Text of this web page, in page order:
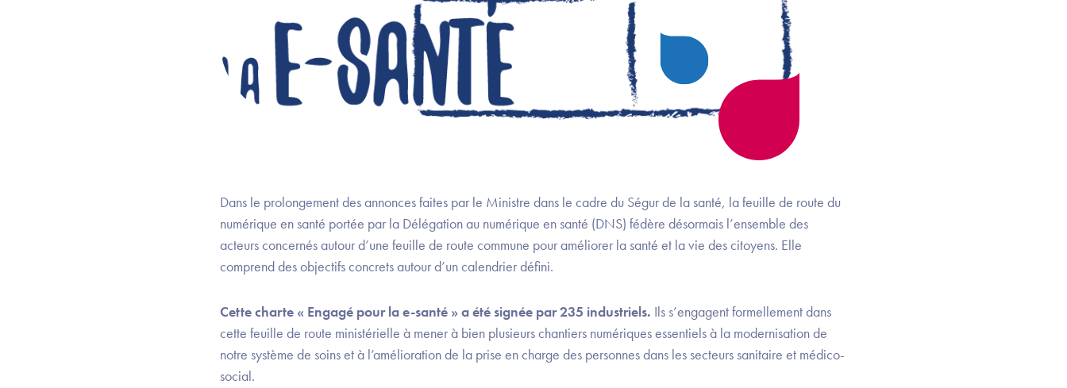
Dans le prolongement des annonces faites par le Ministre dans le cadre du Ségur de la santé, la feuille de route du
numérique en santé portée par la Délégation au numérique en santé (DNS) fédère désormais l’ensemble des
acteurs concernés autour d’une feuille de route commune pour améliorer la santé et la vie des citoyens. Elle
comprend des objectifs concrets autour d’un calendrier défini.
Cette charte « Engagé pour la e-santé » a été signée par 235 industriels. Ils s’engagent formellement dans
cette feuille de route ministérielle à mener à bien plusieurs chantiers numériques essentiels à la modernisation de
notre système de soins et à l’amélioration de la prise en charge des personnes dans les secteurs sanitaire et médico-
social.